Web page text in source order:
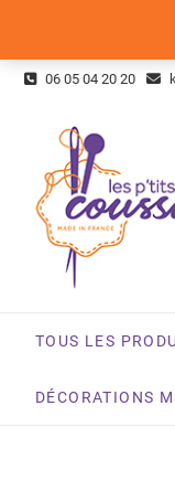
Skip
06 05 04 20 20
TOUS LES
DÉCORATIONS